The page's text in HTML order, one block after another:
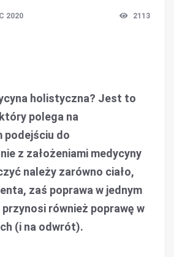
2020 2113
holistyczna? Jest to
polega na
podejściu do
z założeniami medycyny
należy zarówno ciało,
zaś poprawa w jednym
również poprawę w
(i na odwrót).